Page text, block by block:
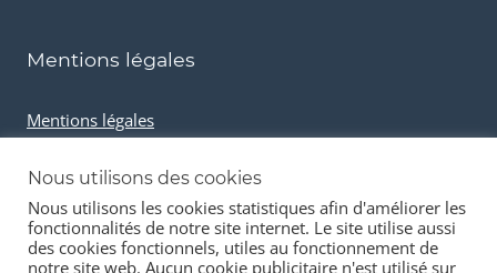
Mentions légales
Mentions légales
Cookies et données personnelles
Nous utilisons des cookies
Nous utilisons les cookies statistiques afin d'améliorer les
fonctionnalités de notre site internet. Le site utilise aussi
des cookies fonctionnels, utiles au fonctionnement de
notre site web. Aucun cookie publicitaire n'est utilisé sur